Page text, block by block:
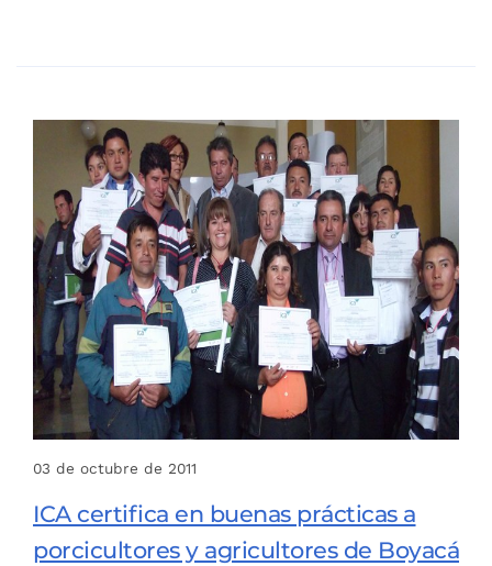
03 de octubre de 2011
ICA certifica en buenas prácticas a
porcicultores y agricultores de Boyacá